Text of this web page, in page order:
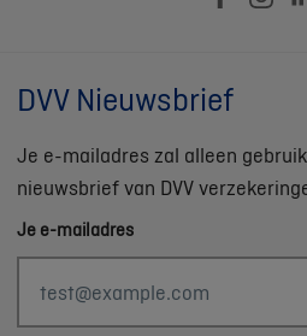
DVV Nieuwsbrief
Je e-mailadres zal alleen
nieuwsbrief van DVV
Je e-mailadres